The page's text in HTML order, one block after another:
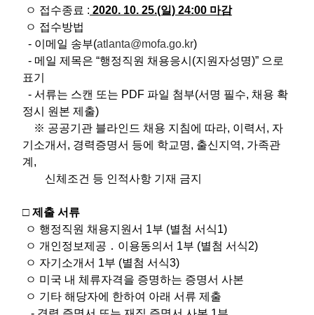
ㅇ 접수종료 : 2020. 10. 25.(일) 24:00 마감
ㅇ 접수방법
- 이메일 송부(atlanta@mofa.go.kr)
​ - 메일 제목은 “행정직원 채용응시(지원자성명)” 으로
표기
- 서류는 스캔 또는 PDF 파일 첨부(서명 필수, 채용 확
정시 원본 제출)
※ 공공기관 블라인드 채용 지침에 따라, 이력서, 자
기소개서, 경력증명서 등에 학교명, 출신지역, 가족관
계,
신체조건 등 인적사항 기재 금지
□ 제출 서류
ㅇ 행정직원 채용지원서 1부 (별첨 서식1)
ㅇ 개인정보제공 ․ 이용동의서 1부 (별첨 서식2)
ㅇ 자기소개서 1부 (별첨 서식3)
ㅇ 미국 내 체류자격을 증명하는 증명서 사본
ㅇ 기타 해당자에 한하여 아래 서류 제출